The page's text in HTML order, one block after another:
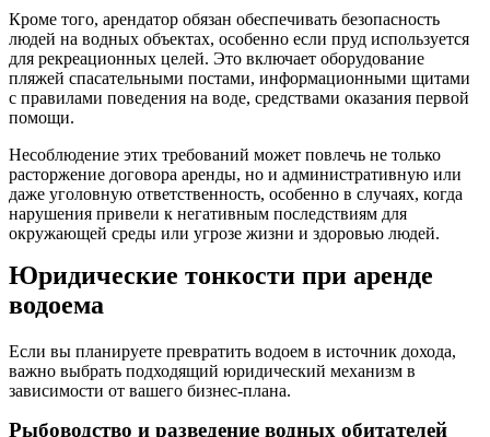
Кроме того, арендатор обязан обеспечивать безопасность
людей на водных объектах, особенно если пруд используется
для рекреационных целей. Это включает оборудование
пляжей спасательными постами, информационными щитами
с правилами поведения на воде, средствами оказания первой
помощи.
Несоблюдение этих требований может повлечь не только
расторжение договора аренды, но и административную или
даже уголовную ответственность, особенно в случаях, когда
нарушения привели к негативным последствиям для
окружающей среды или угрозе жизни и здоровью людей.
Юридические тонкости при аренде
водоема
Если вы планируете превратить водоем в источник дохода,
важно выбрать подходящий юридический механизм в
зависимости от вашего бизнес-плана.
Рыбоводство и разведение водных обитателей